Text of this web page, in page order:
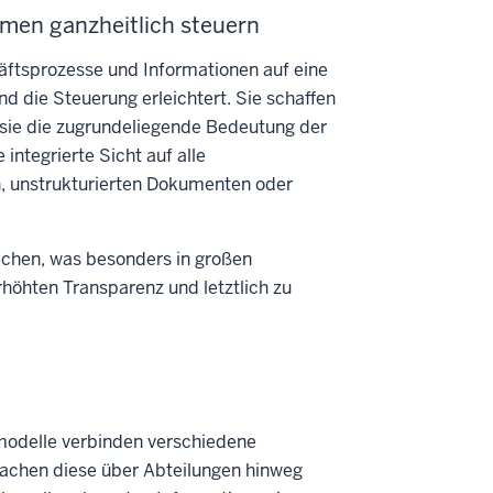
ganzheitlich steuern
und Informationen auf eine
die Steuerung erleichtert. Sie schaffen
die zugrundeliegende Bedeutung der
integrierte Sicht auf alle
unstrukturierten Dokumenten oder
was besonders in großen
Transparenz und letztlich zu
verbinden verschiedene
diese über Abteilungen hinweg